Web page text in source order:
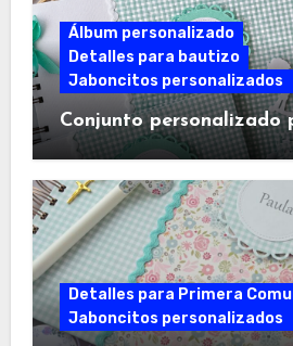
Álbum personalizado
Detalles para bautizo
Jaboncitos personalizados
Conjunto personalizado
Detalles para Primera
Jaboncitos personalizados